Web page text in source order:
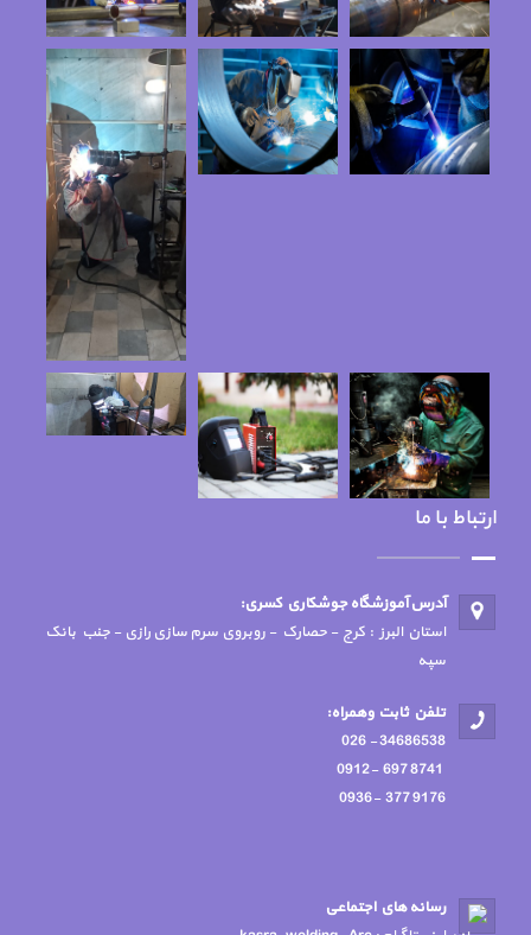
ارتباط با ما
آدرس آموزشگاه جوشكاري كسري:
استان البرز : کرج - حصارک - روبروی سرم سازی رازی - جنب بانک
سپه
تلفن ثابت وهمراه:
34686538 - 026
9176 377 -0936
رسانه هاي اجتماعي